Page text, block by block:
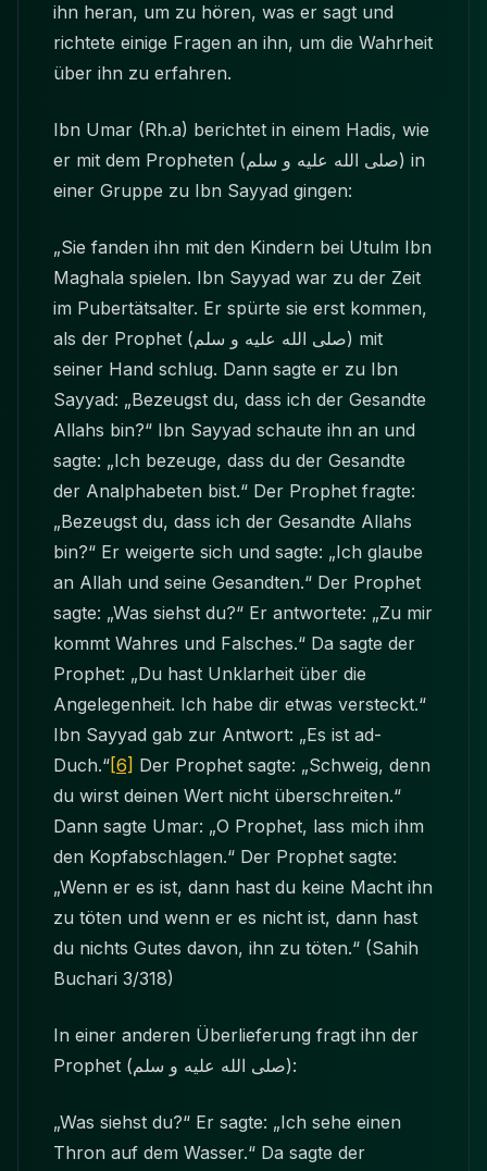
ihn heran, um zu hören, was er sagt und
richtete einige Fragen an ihn, um die Wahrheit
über ihn zu erfahren.
Ibn Umar (Rh.a) berichtet in einem Hadis, wie
er mit dem Propheten
(صلى الله عليه و سلم) in
einer Gruppe zu Ibn Sayyad gingen:
„Sie fanden ihn mit den Kindern bei Utulm Ibn
Maghala spielen. Ibn Sayyad war zu der Zeit
im Pubertätsalter. Er spürte sie erst kommen,
als der Prophet
(صلى الله عليه و سلم) mit
seiner Hand schlug. Dann sagte er zu Ibn
Sayyad: „Bezeugst du, dass ich der Gesandte
Allahs bin?“ Ibn Sayyad schaute ihn an und
sagte: „Ich bezeuge, dass du der Gesandte
der Analphabeten bist.“ Der Prophet fragte:
„Bezeugst du, dass ich der Gesandte Allahs
bin?“ Er weigerte sich und sagte: „Ich glaube
an Allah und seine Gesandten.“ Der Prophet
sagte: „Was siehst du?“ Er antwortete: „Zu mir
kommt Wahres und Falsches.“ Da sagte der
Prophet: „Du hast Unklarheit über die
Angelegenheit. Ich habe dir etwas versteckt.“
Ibn Sayyad gab zur Antwort: „Es ist ad-
Duch.“[6] Der Prophet sagte: „Schweig, denn
du wirst deinen Wert nicht überschreiten.“
Dann sagte Umar: „O Prophet, lass mich ihm
den Kopfabschlagen.“ Der Prophet sagte:
„Wenn er es ist, dann hast du keine Macht ihn
zu töten und wenn er es nicht ist, dann hast
du nichts Gutes davon, ihn zu töten.“ (Sahih
Buchari 3/318)
In einer anderen Überlieferung fragt ihn der
Prophet
(صلى الله عليه و سلم):
„Was siehst du?“ Er sagte: „Ich sehe einen
Thron auf dem Wasser.“ Da sagte der